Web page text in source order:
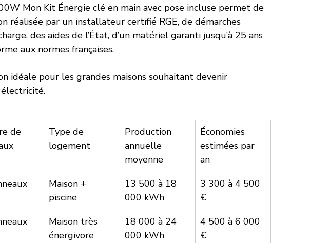
Mon Kit Énergie clé en main avec pose incluse permet de
réalisée par un installateur certifié RGE, de démarches
des aides de l’État, d’un matériel garanti jusqu’à 25 ans
aux normes françaises.
idéale pour les grandes maisons souhaitant devenir
de
Type de
logement
Production
annuelle
moyenne
Économies
estimées par
an
Maison +
piscine
13 500 à 18
000 kWh
3 300 à 4 500
€
Maison très
énergivore
18 000 à 24
000 kWh
4 500 à 6 000
€